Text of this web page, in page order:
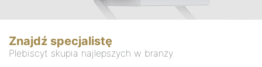
Znajdź specjalistę
Plebiscyt skupia najlepszych w branży